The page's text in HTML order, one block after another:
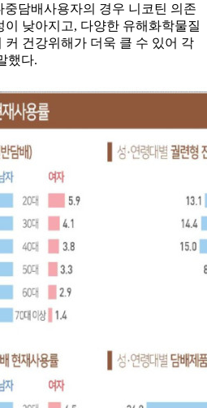
담배사용자의 경우 니코틴 의존
낮아지고, 다양한 유해화학물질
커 건강위해가 더욱 클 수 있어 각
했다.